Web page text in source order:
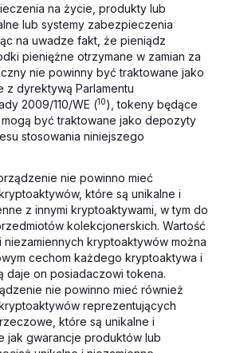
na życie, produkty lub
lub systemy zabezpieczenia
na uwadze fakt, że pieniądz
pieniężne otrzymane w zamian za
nie powinny być traktowane jako
dyrektywą Parlamentu
2009/110/WE (10), tokeny będące
być traktowane jako depozyty
stosowania niniejszego
nie powinno mieć
które są unikalne i
z innymi kryptoaktywami, w tym do
kolekcjonerskich. Wartość
niezamiennych kryptoaktywów można
cechom każdego kryptoaktywa i
daje on posiadaczowi tokena.
nie powinno mieć również
reprezentujących
które są unikalne i
jak gwarancje produktów lub